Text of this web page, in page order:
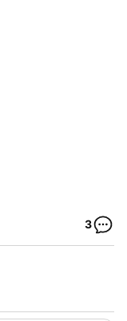
3